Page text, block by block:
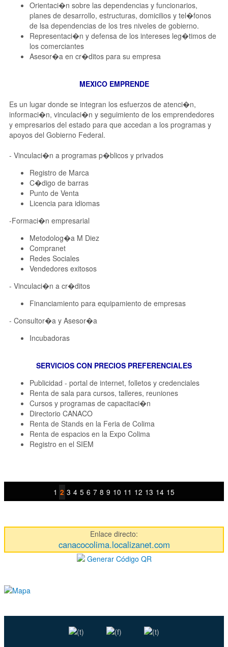
Orientaci�n sobre las dependencias y funcionarios,
planes de desarrollo, estructuras, domicilios y tel�fonos
de lsa dependencias de los tres niveles de gobierno.
Representaci�n y defensa de los intereses leg�timos de
los comerciantes
Asesor�a en cr�ditos para su empresa
MEXICO EMPRENDE
Es un lugar donde se integran los esfuerzos de atenci�n,
informaci�n, vinculaci�n y seguimiento de los emprendedores
y empresarios del estado para que accedan a los programas y
apoyos del Gobierno Federal.
- Vinculaci�n a programas p�blicos y privados
Registro de Marca
C�digo de barras
Punto de Venta
Licencia para idiomas
-Formaci�n empresarial
Metodolog�a M Diez
Compranet
Redes Sociales
Vendedores exitosos
- Vinculaci�n a cr�ditos
Financiamiento para equipamiento de empresas
- Consultor�a y Asesor�a
Incubadoras
SERVICIOS CON PRECIOS PREFERENCIALES
Publicidad - portal de internet, folletos y credenciales
Renta de sala para cursos, talleres, reuniones
Cursos y programas de capacitaci�n
Directorio CANACO
Renta de Stands en la Feria de Colima
Renta de espacios en la Expo Colima
Registro en el SIEM
1 2 3 4 5 6 7 8 9 10 11 12 13 14 15
Enlace directo:
canacocolima.localizanet.com
Generar Código QR